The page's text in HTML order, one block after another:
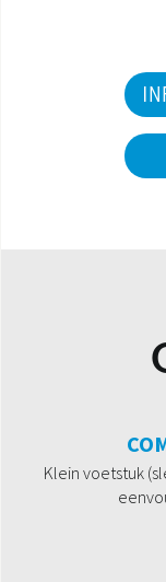
Klein voetstuk